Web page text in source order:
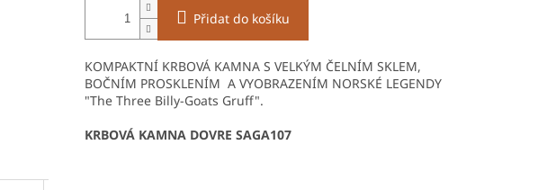
Přidat do košíku
KOMPAKTNÍ KRBOVÁ KAMNA S VELKÝM ČELNÍM SKLEM,
BOČNÍM PROSKLENÍM A VYOBRAZENÍM NORSKÉ LEGENDY
"The Three Billy-Goats Gruff".
KRBOVÁ KAMNA DOVRE SAGA107